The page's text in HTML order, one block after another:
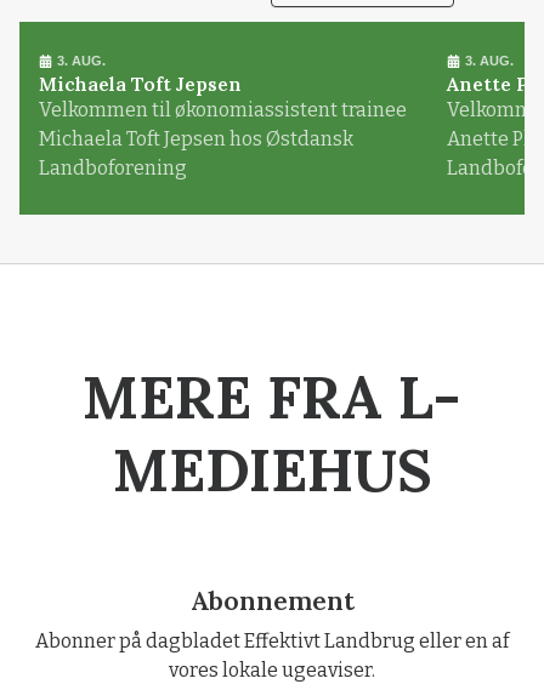
3. AUG.
Michaela Toft Jepsen
Velkommen til økonomiassistent trainee
Michaela Toft Jepsen hos Østdansk
Landboforening
3. AUG.
Anette
Anette
MERE FRA L-
MEDIEHUS
Abonnement
Abonner på dagbladet Effektivt Landbrug eller en af
vores lokale ugeaviser.